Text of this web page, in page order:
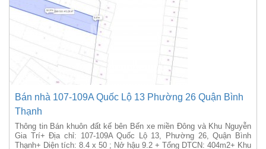
Bán nhà 107-109A Quốc Lộ 13 Phường 26 Quận Bình
Thạnh
Thông tin Bán khuôn đất kế bên Bến xe miền Đông và Khu Nguyễn
Gia Trí+ Địa chỉ: 107-109A Quốc Lộ 13, Phường 26, Quận Bình
Thạnh+ Diện tích: 8.4 x 50 ; Nở hậu 9.2 + Tổng DTCN: 404m2+ Khu